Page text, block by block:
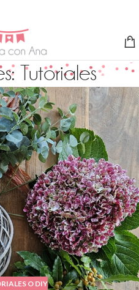
Tutoriales
O DIY